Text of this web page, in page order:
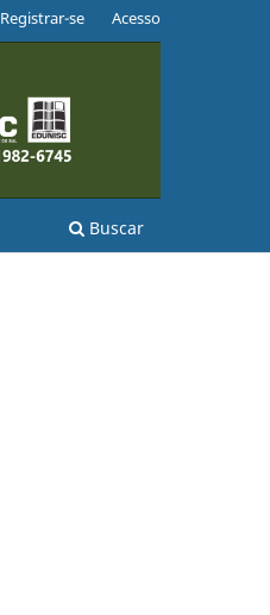
Buscar
Registrar-se Acesso